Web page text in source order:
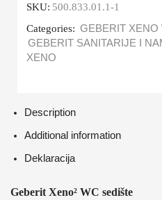
SKU: 500.833.01.1-1
Categories: GEBERIT XENO
GEBERIT SANITARIJE I
XENO
Description
Additional information
Deklaracija
Geberit Xeno² WC sedište